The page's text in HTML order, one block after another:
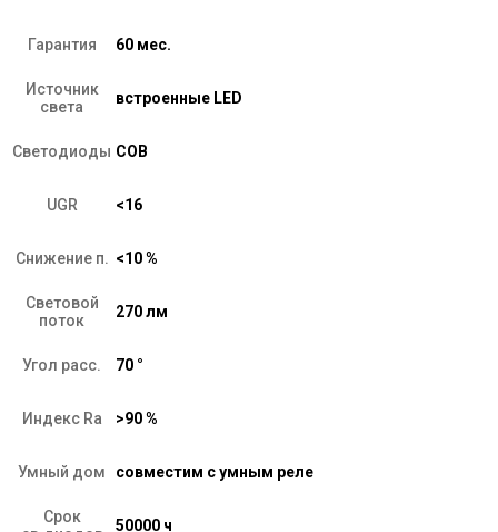
Гарантия 60 мес.
Источник
света
встроенные LED
Светодиоды COB
UGR <16
Снижение п. <10 %
Световой
поток
270 лм
Угол расс. 70 °
Индекс Ra >90 %
Умный дом совместим с умным реле
Срок
50000 ч